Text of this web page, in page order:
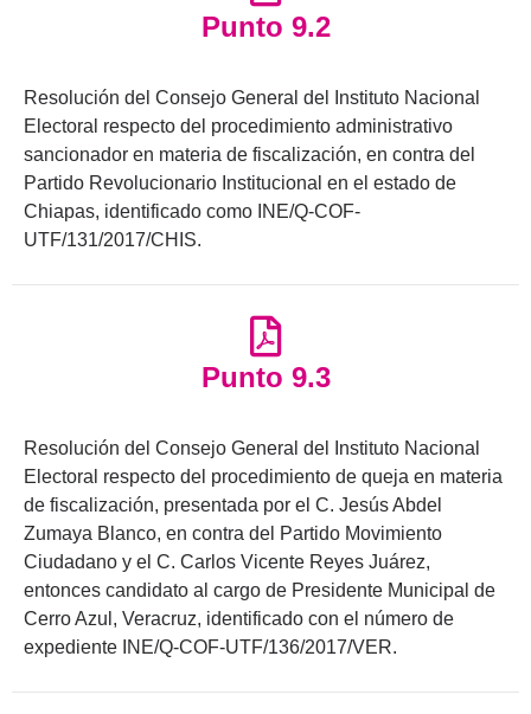
Punto 9.2
Resolución del Consejo General del Instituto Nacional
Electoral respecto del procedimiento administrativo
sancionador en materia de fiscalización, en contra del
Partido Revolucionario Institucional en el estado de
Chiapas, identificado como INE/Q-COF-
UTF/131/2017/CHIS.
Punto 9.3
Resolución del Consejo General del Instituto Nacional
Electoral respecto del procedimiento de queja en materia
de fiscalización, presentada por el C. Jesús Abdel
Zumaya Blanco, en contra del Partido Movimiento
Ciudadano y el C. Carlos Vicente Reyes Juárez,
entonces candidato al cargo de Presidente Municipal de
Cerro Azul, Veracruz, identificado con el número de
expediente INE/Q-COF-UTF/136/2017/VER.